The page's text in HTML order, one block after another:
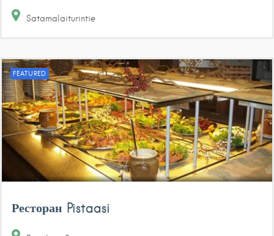
Satamalaiturintie
FEATURED
Ресторан Pistaasi